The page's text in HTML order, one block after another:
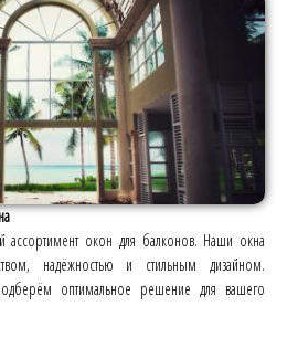
окон для балконов. Наши окна
надёжностью и стильным дизайном.
оптимальное решение для вашего